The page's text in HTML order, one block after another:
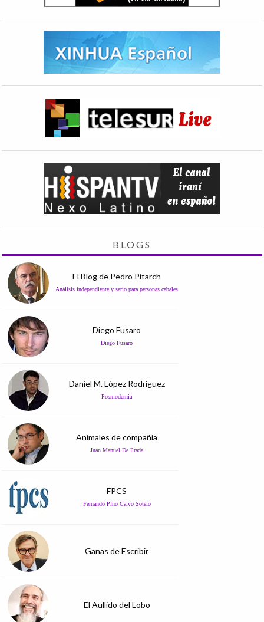
BLOGS
El Blog de Pedro Pitarch
Análisis independiente y serio para personas cabales
Diego Fusaro
Diego Fusaro
Daniel M. López Rodríguez
Posmodernia
Animales de compañía
Juan Manuel De Prada
FPCS
Fernando Pino Calvo Sotelo
Ganas de Escribir
El Aullido del Lobo